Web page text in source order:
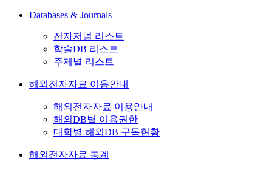
Databases & Journals
전자저널 리스트
학술DB 리스트
주제별 리스트
해외전자자료 이용안내
해외전자자료 이용안내
해외DB별 이용권한
대학별 해외DB 구독현황
해외전자자료 통계